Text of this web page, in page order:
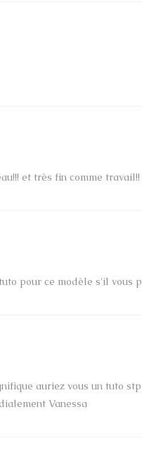
et très fin comme
pour ce modèle s'il vous
auriez vous un tuto
Vanessa